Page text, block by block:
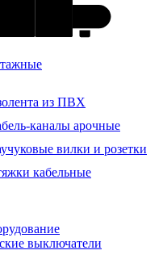
из ПВХ
каналы арочные
вилки и розетки
кабельные
выключатели